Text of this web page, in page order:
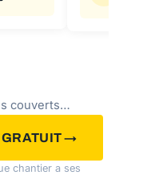
couverts…
GRATUIT →
chantier a ses